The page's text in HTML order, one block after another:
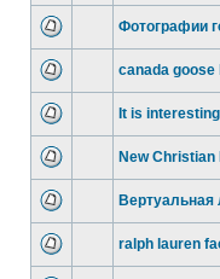
Фотографии
canada goose
It is
New
Вертуальная
ralph lauren